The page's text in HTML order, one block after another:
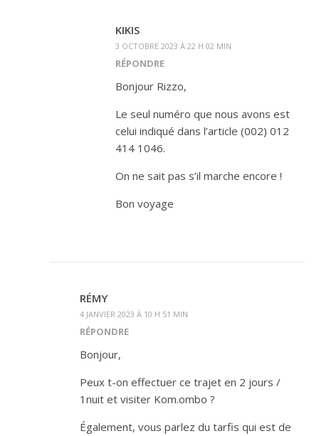
KIKIS
3 OCTOBRE 2023 À 22 H 02 MIN
RÉPONDRE
Bonjour Rizzo,
Le seul numéro que nous avons est
celui indiqué dans l’article (002) 012
414 1046.
On ne sait pas s’il marche encore !
Bon voyage
RÉMY
4 JANVIER 2023 À 10 H 51 MIN
RÉPONDRE
Bonjour,
Peux t-on effectuer ce trajet en 2 jours /
1nuit et visiter Kom.ombo ?
Également, vous parlez du tarfis qui est de